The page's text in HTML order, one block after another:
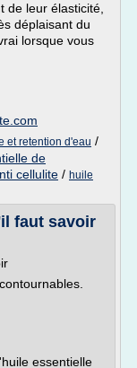
de leur élasticité,
déplaisant du
lorsque vous
et retention d'eau /
de
cellulite / huile
faut savoir
essentielle